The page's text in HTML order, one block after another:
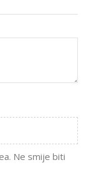
Ne smije biti